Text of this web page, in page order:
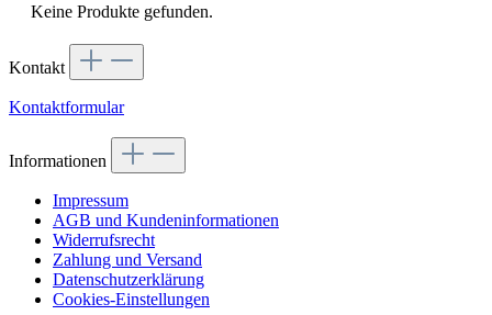
Keine Produkte gefunden.
Kontakt
Kontaktformular
Informationen
Impressum
AGB und Kundeninformationen
Widerrufsrecht
Zahlung und Versand
Datenschutzerklärung
Cookies-Einstellungen